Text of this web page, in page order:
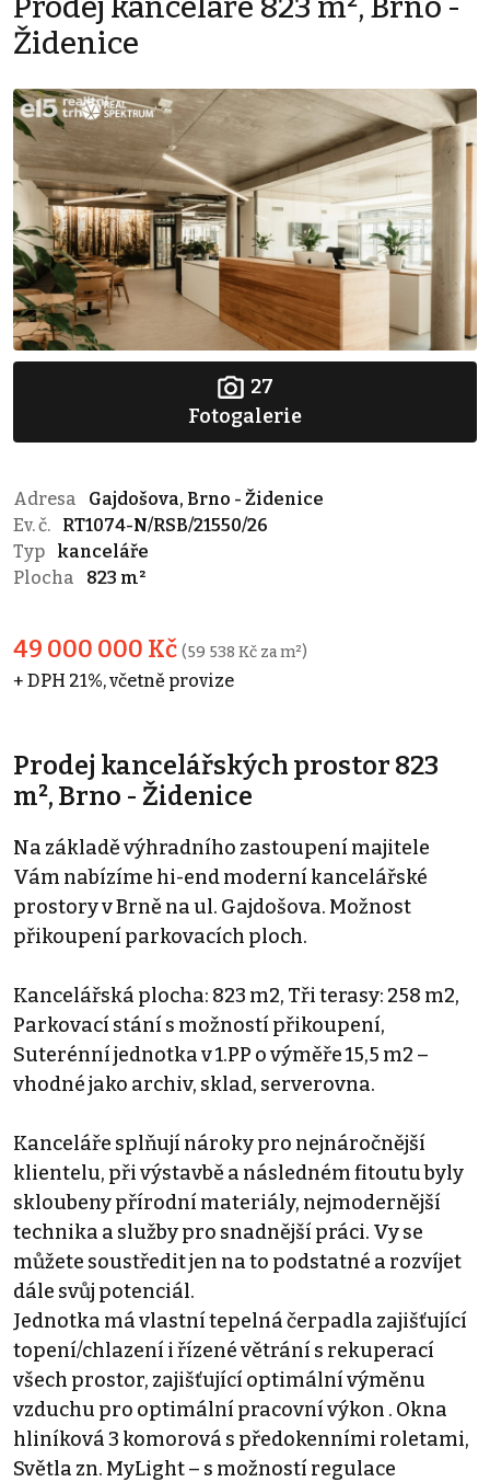
Židenice
27
Fotogalerie
Adresa
Gajdošova, Brno - Židenice
Ev. č.
RT1074-N/RSB/21550/26
Typ
kanceláře
Plocha
823 m²
49 000 000 Kč (59 538 Kč za m²)
+ DPH 21%, včetně provize
Prodej kancelářských prostor 823
m², Brno - Židenice
Na základě výhradního zastoupení majitele
Vám nabízíme hi-end moderní kancelářské
prostory v Brně na ul. Gajdošova. Možnost
přikoupení parkovacích ploch.
Kancelářská plocha: 823 m2, Tři terasy: 258 m2,
Parkovací stání s možností přikoupení,
Suterénní jednotka v 1.PP o výměře 15,5 m2 –
vhodné jako archiv, sklad, serverovna.
Kanceláře splňují nároky pro nejnáročnější
klientelu, při výstavbě a následném fitoutu byly
skloubeny přírodní materiály, nejmodernější
technika a služby pro snadnější práci. Vy se
můžete soustředit jen na to podstatné a rozvíjet
dále svůj potenciál.
Jednotka má vlastní tepelná čerpadla zajišťující
topení/chlazení i řízené větrání s rekuperací
všech prostor, zajišťující optimální výměnu
vzduchu pro optimální pracovní výkon . Okna
hliníková 3 komorová s předokenními roletami,
Světla zn. MyLight – s možností regulace